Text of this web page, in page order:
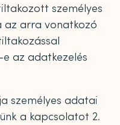
személyes
az arra vonatkozó
az adatkezelés
személyes adatai
a kapcsolatot 2.